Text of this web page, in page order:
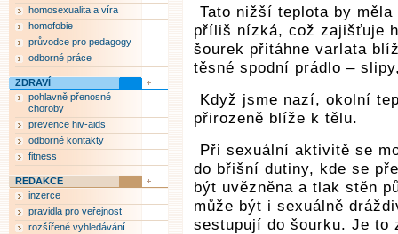
Tato nižší teplota by
příliš nízká, což zajišťuje
šourek přitáhne varlata
těsné spodní prádlo –
Když jsme nazí, okolní
přirozeně blíže k tělu.
Při sexuální aktivitě se
do břišní dutiny, kde se
být uvězněna a tlak stěn
může být i sexuálně
sestupují do šourku. Je to
homosexualita a víra
homofobie
průvodce pro pedagogy
odborné práce
ZDRAVÍ
pohlavně přenosné
choroby
prevence hiv-aids
odborné kontakty
fitness
REDAKCE
inzerce
pravidla pro veřejnost
rozšířené vyhledávání